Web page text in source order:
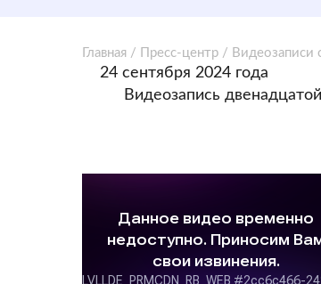
Главная / Пресс-центр / Видеозаписи
24 сентября 2024 года
Видеозапись